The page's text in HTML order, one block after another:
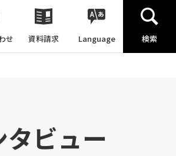
せ 資料請求 Language 検索
ビュー